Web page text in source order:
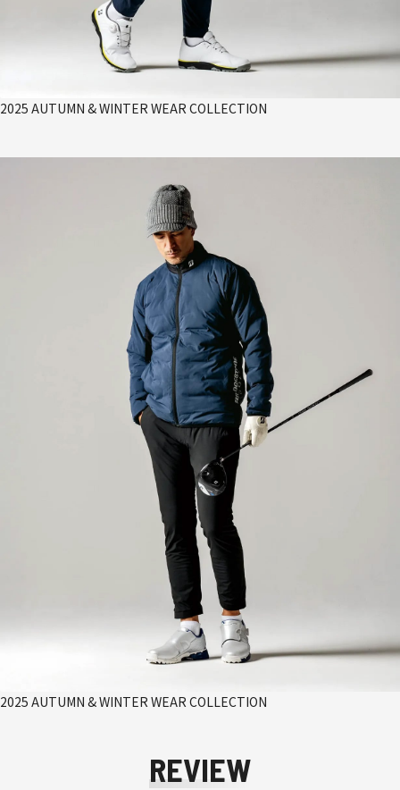
2025 AUTUMN & WINTER WEAR COLLECTION
2025 AUTUMN & WINTER WEAR COLLECTION
REVIEW